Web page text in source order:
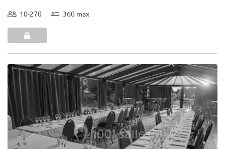
10-270 360 max